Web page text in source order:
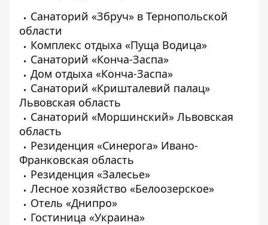
Санаторий «Збруч» в Тернопольской
области
Комплекс отдыха «Пуща Водица»
Санаторий «Конча-Заспа»
Дом отдыха «Конча-Заспа»
Санаторий «Кришталевий палац»
Львовская область
Санаторий «Моршинский» Львовская
область
Резиденция «Синерога» Ивано-
Франковская область
Резиденция «Залесье»
Лесное хозяйство «Белоозерское»
Отель «Днипро»
Гостиница «Украина»